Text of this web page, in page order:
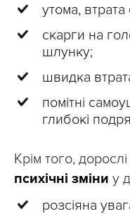
утома, втрата
скарги на
шлунку;
швидка
помітні
глибокі
Крім того,
психічні зміни у
розсіяна